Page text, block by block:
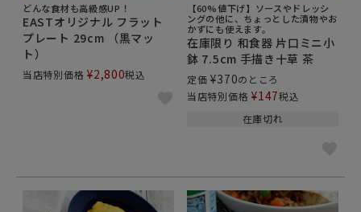
どんな食材も高級感UP！
EASTオリジナル フラット
プレート 29cm （黒マッ
ト）
当店特別価格 ¥2,800税込
【60%値下げ】ソースやドレッシ
ングの他に、ちょっとした漬物やお
かずにも使えます。
在庫限り 和食器 片口ミニ小
鉢 7.5cm 手描き十草 茶
定価 ¥370のところ
当店特別価格 ¥147税込
在庫切れ